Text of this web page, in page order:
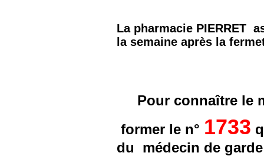
La pharmacie PIERRET
la semaine après la
Pour connaître le
former le n° 1733
du médecin de garde